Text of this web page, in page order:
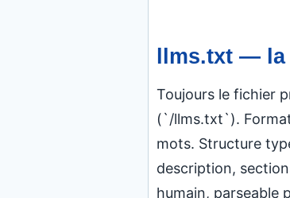
llms.txt —
Toujours le fichier
(`/llms.txt`).
mots. Structure
description,
humain, parseable